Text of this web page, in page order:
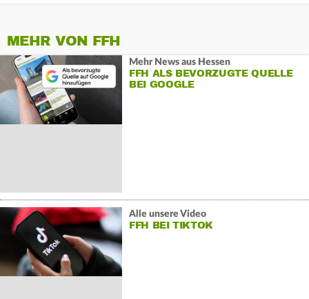
MEHR VON FFH
Mehr News aus Hessen
FFH ALS BEVORZUGTE QUELLE
BEI GOOGLE
Alle unsere Video
FFH BEI TIKTOK